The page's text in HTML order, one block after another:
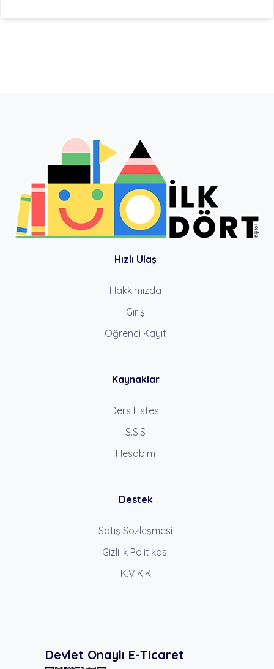
Hızlı Ulaş
Hakkımızda
Giriş
Öğrenci Kayıt
Kaynaklar
Ders Listesi
S.S.S
Hesabım
Destek
Satış Sözleşmesi
Gizlilik Politikası
K.V.K.K
Devlet Onaylı E-Ticaret